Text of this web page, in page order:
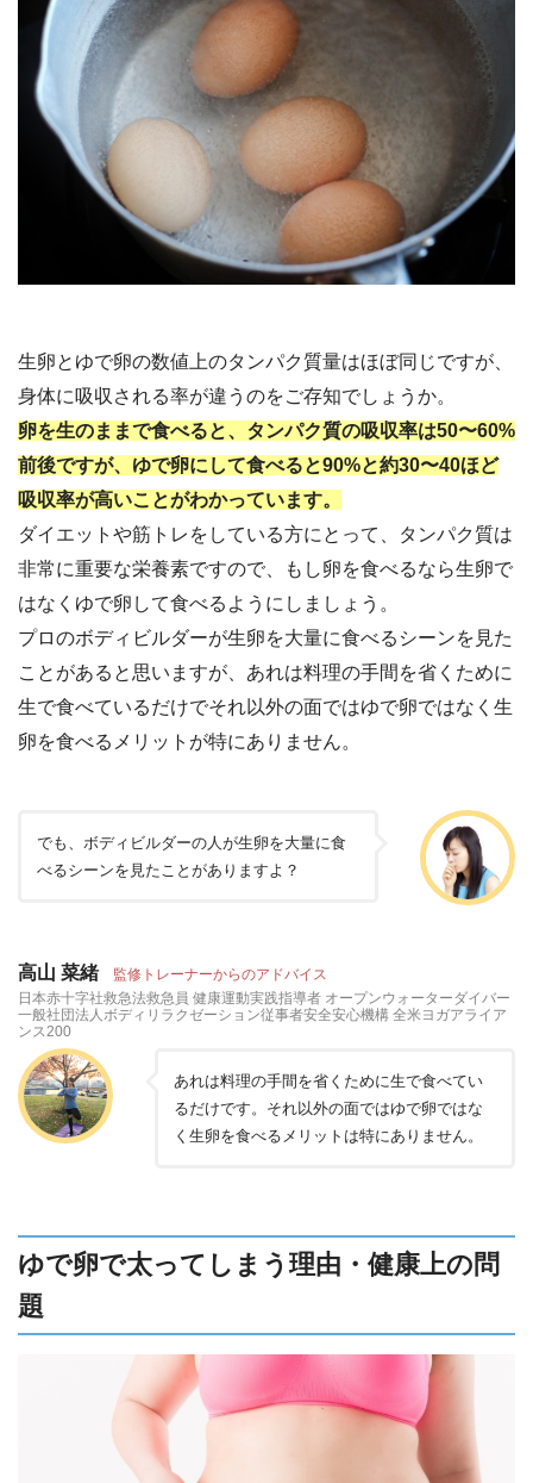
生卵とゆで卵の数値上のタンパク質量はほぼ同じですが、
身体に吸収される率が違うのをご存知でしょうか。
卵を生のままで食べると、タンパク質の吸収率は50〜60%
前後ですが、ゆで卵にして食べると90%と約30〜40ほど
吸収率が高いことがわかっています。
ダイエットや筋トレをしている方にとって、タンパク質は
非常に重要な栄養素ですので、もし卵を食べるなら生卵で
はなくゆで卵して食べるようにしましょう。
プロのボディビルダーが生卵を大量に食べるシーンを見た
ことがあると思いますが、あれは料理の手間を省くために
生で食べているだけでそれ以外の面ではゆで卵ではなく生
卵を食べるメリットが特にありません。
でも、ボディビルダーの人が生卵を大量に食
べるシーンを見たことがありますよ？
高山 菜緒 監修トレーナーからのアドバイス
日本赤十字社救急法救急員 健康運動実践指導者 オープンウォーターダイバー
一般社団法人ボディリラクゼーション従事者安全安心機構 全米ヨガアライア
ンス200
あれは料理の手間を省くために生で食べてい
るだけです。それ以外の面ではゆで卵ではな
く生卵を食べるメリットは特にありません。
ゆで卵で太ってしまう理由・健康上の問
題